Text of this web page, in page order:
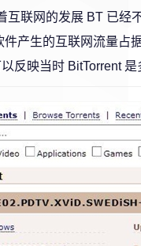
互联网的发展 BT 已经
件产生的互联网流量占
反映当时 BitTorrent